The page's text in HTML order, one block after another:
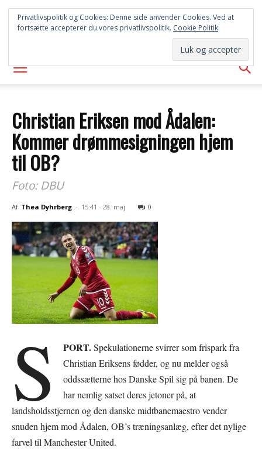
SYD
AVISEN
Christian Eriksen mod Ådalen:
Kommer drømmesigningen hjem
til OB?
Foto: DBU
Af Thea Dyhrberg - 15:41 - 28. maj 0
S PORT.Spekulationerne svirrer som frispark fra
Christian Eriksens fødder, og nu melder også
oddssætterne hos Danske Spil sig på banen. De
har nemlig satset deres jetoner på, at
landsholdsstjernen og den danske midtbanemaestro vender
snuden hjem mod Ådalen, OB’s træningsanlæg, efter det nylige
farvel til Manchester United.
Privatlivspolitik og Cookies: Denne side anvender Cookies. Ved at
fortsætte accepterer du vores privatlivspolitik. Cookie Politik